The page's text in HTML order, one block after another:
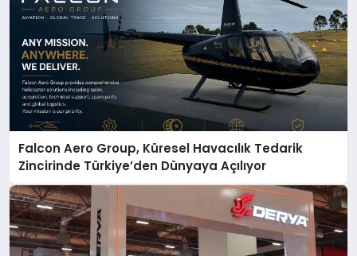
Falcon Aero Group, Küresel Havacılık Tedarik
Zincirinde Türkiye’den Dünyaya Açılıyor